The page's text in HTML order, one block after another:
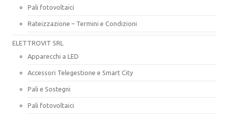
Pali fotovoltaici
Rateizzazione – Termini e Condizioni
ELETTROVIT SRL
Apparecchi a LED
Accessori Telegestione e Smart City
Pali e Sostegni
Pali fotovoltaici